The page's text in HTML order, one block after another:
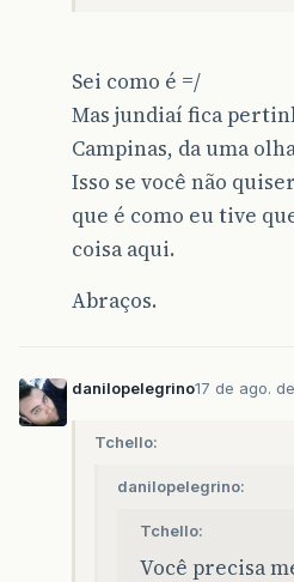
Sei como é =/
Mas jundiaí fica
Campinas, da uma
Isso se você não
que é como eu tive
coisa aqui.
Abraços.
danilopelegrino17 de ago.
Tchello:
danilopelegrino:
Tchello:
Você precisa